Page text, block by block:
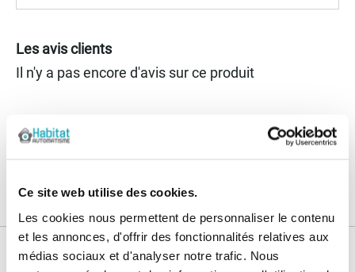
Ce site web utilise des cookies.
Les cookies nous permettent de personnaliser le contenu
et les annonces, d'offrir des fonctionnalités relatives aux
médias sociaux et d'analyser notre trafic. Nous
Les avis clients
Il n'y a pas encore d'avis sur ce produit
Pas encore de questions
Nos services